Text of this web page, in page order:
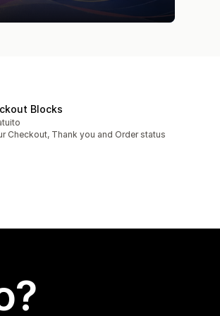
Blocks
Checkout, Thank you and Order status